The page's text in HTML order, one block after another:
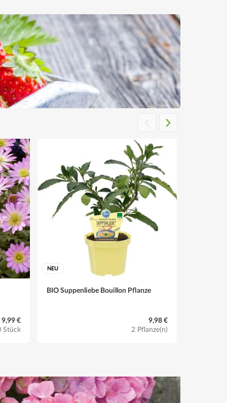
9,99 €
Stück
NEU
BIO Suppenliebe Bouillon Pflanze
9,98 €
2 Pflanze(n)